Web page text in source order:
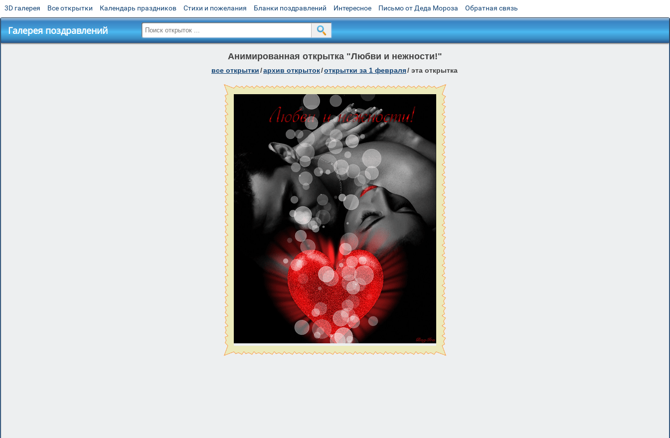
3D галерея Все открытки Календарь праздников Стихи и пожелания Бланки поздравлений Интересное Письмо от Деда Мороза Обратная связь
Галерея поздравлений
Анимированная открытка "Любви и нежности!"
все открытки/архив открыток/открытки за 1 февраля/ эта открытка